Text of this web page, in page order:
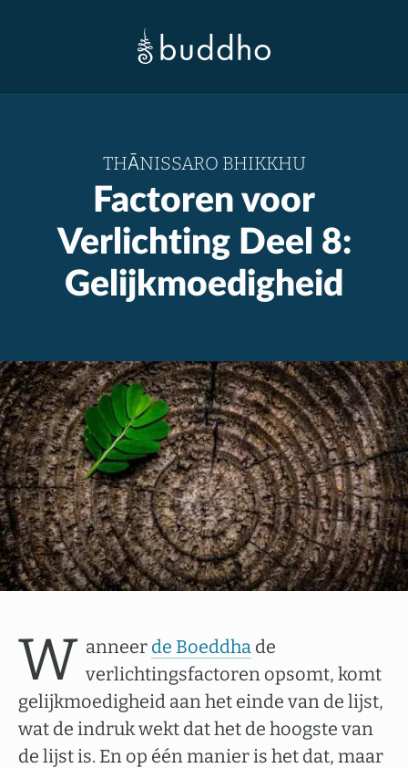
THĀNISSARO BHIKKHU
Factoren voor
Verlichting Deel 8:
Gelijkmoedigheid
W anneer de Boeddha de
verlichtingsfactoren opsomt, komt
gelijkmoedigheid aan het einde van de lijst,
wat de indruk wekt dat het de hoogste van
de lijst is. En op één manier is het dat, maar